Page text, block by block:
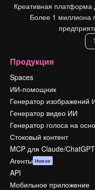
Креативная платформа
Более 1 миллиона
Продукция
Spaces
ИИ-помощник
Генератор изображений
Генератор видео ИИ
Генератор голоса на
Стоковый контент
MCP для Claude/ChatGPT
Агенты Новое
API
Мобильное приложение